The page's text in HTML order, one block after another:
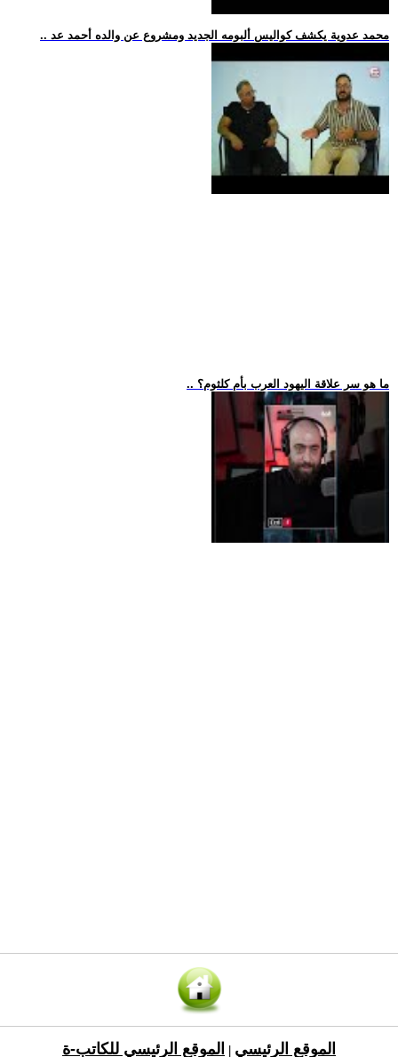
.. محمد عدوية يكشف كواليس ألبومه الجديد ومشروع عن والده أحمد عد
.. ما هو سر علاقة اليهود العرب بأم كلثوم؟
الموقع الرئيسي الموقع الرئيسي للكاتب-ة